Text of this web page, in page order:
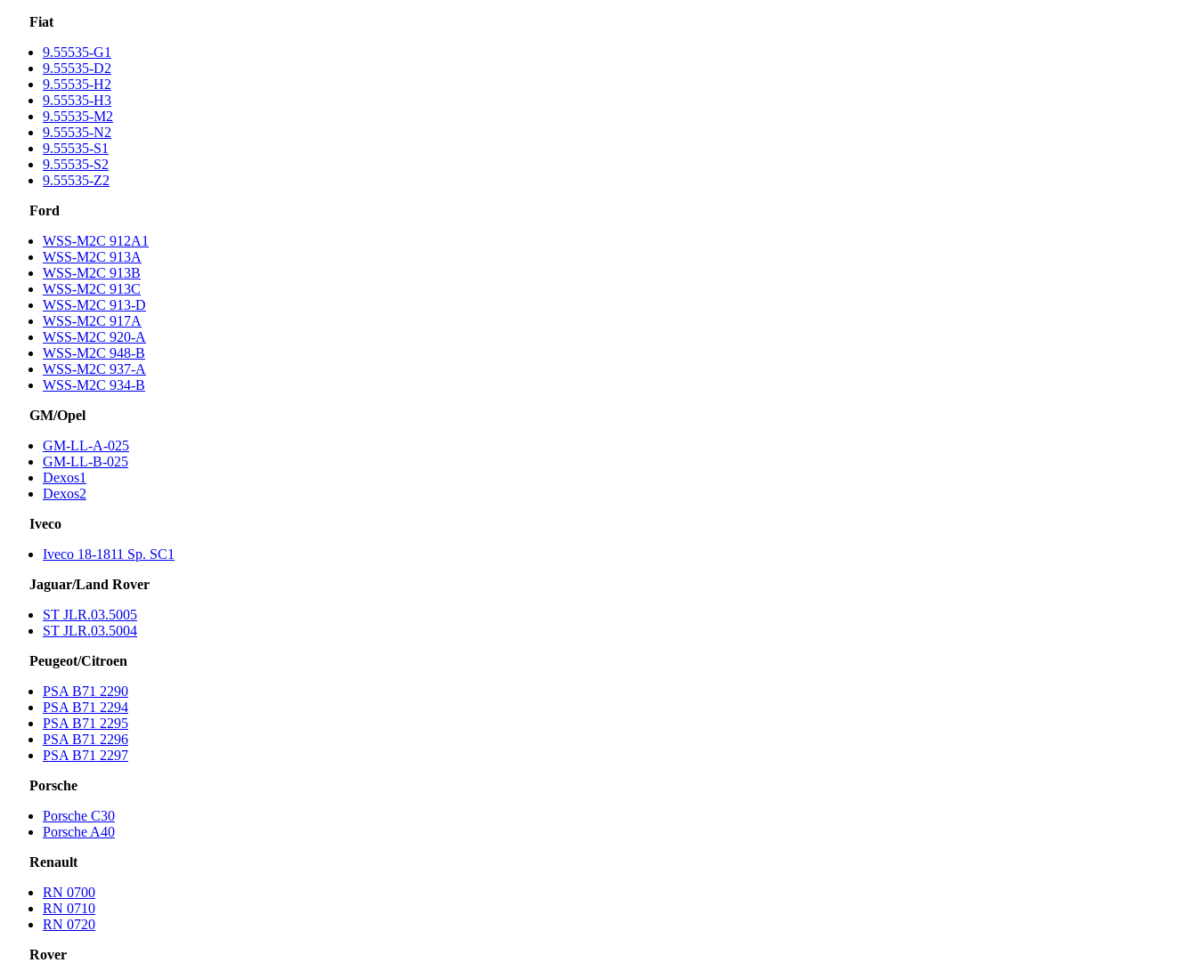
Fiat
9.55535-G1
9.55535-D2
9.55535-H2
9.55535-H3
9.55535-M2
9.55535-N2
9.55535-S1
9.55535-S2
9.55535-Z2
Ford
WSS-M2C 912A1
WSS-M2C 913A
WSS-M2C 913B
WSS-M2C 913C
WSS-M2C 913-D
WSS-M2C 917A
WSS-M2C 920-A
WSS-M2C 948-B
WSS-M2C 937-A
WSS-M2C 934-B
GM/Opel
GM-LL-A-025
GM-LL-B-025
Dexos1
Dexos2
Iveco
Iveco 18-1811 Sp. SC1
Jaguar/Land Rover
ST JLR.03.5005
ST JLR.03.5004
Peugeot/Citroen
PSA B71 2290
PSA B71 2294
PSA B71 2295
PSA B71 2296
PSA B71 2297
Porsche
Porsche С30
Porsche A40
Renault
RN 0700
RN 0710
RN 0720
Rover